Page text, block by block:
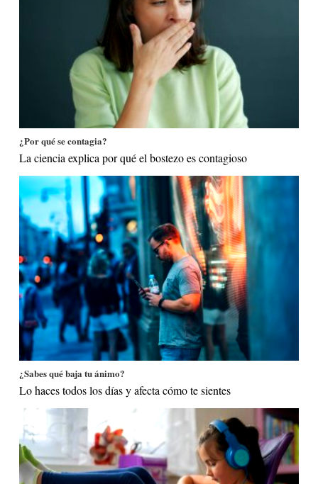
¿Por qué se contagia?
La ciencia explica por qué el bostezo es contagioso
¿Sabes qué baja tu ánimo?
Lo haces todos los días y afecta cómo te sientes